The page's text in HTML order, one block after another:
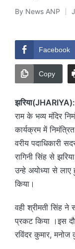
Posted
By News ANP
Facebook
Copy
झरिया(JHARIYA):
राम के भव्य मंदिर
कार्यक्रम में
वरीय पदाधिकारी
रागिनी सिंह से
उन्हे अयोध्या से
किया।
वही श्रीमती सिंह
प्रकट किया ।इस
रविंदर कुमार, मनोज